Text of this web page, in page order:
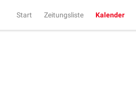
Start Zeitungsliste Kalender